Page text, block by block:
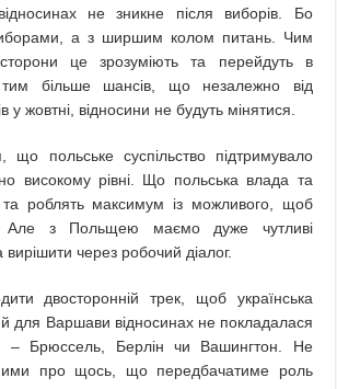
не зникне після виборів. Бо
а з ширшим колом питань. Чим
це зрозуміють та перейдуть в
тим більше шансів, що незалежно від
у жовтні, відносини не будуть мінятися.
що польське суспільство підтримувало
високому рівні. Що польська влада та
та роблять максимум із можливого, щоб
Але з Польщею маємо дуже чутливі
вирішити через робочий діалог.
двосторонній трек, щоб українська
для Варшави відносинах не покладалася
– Брюссель, Берлін чи Вашингтон. Не
про щось, що передбачатиме роль